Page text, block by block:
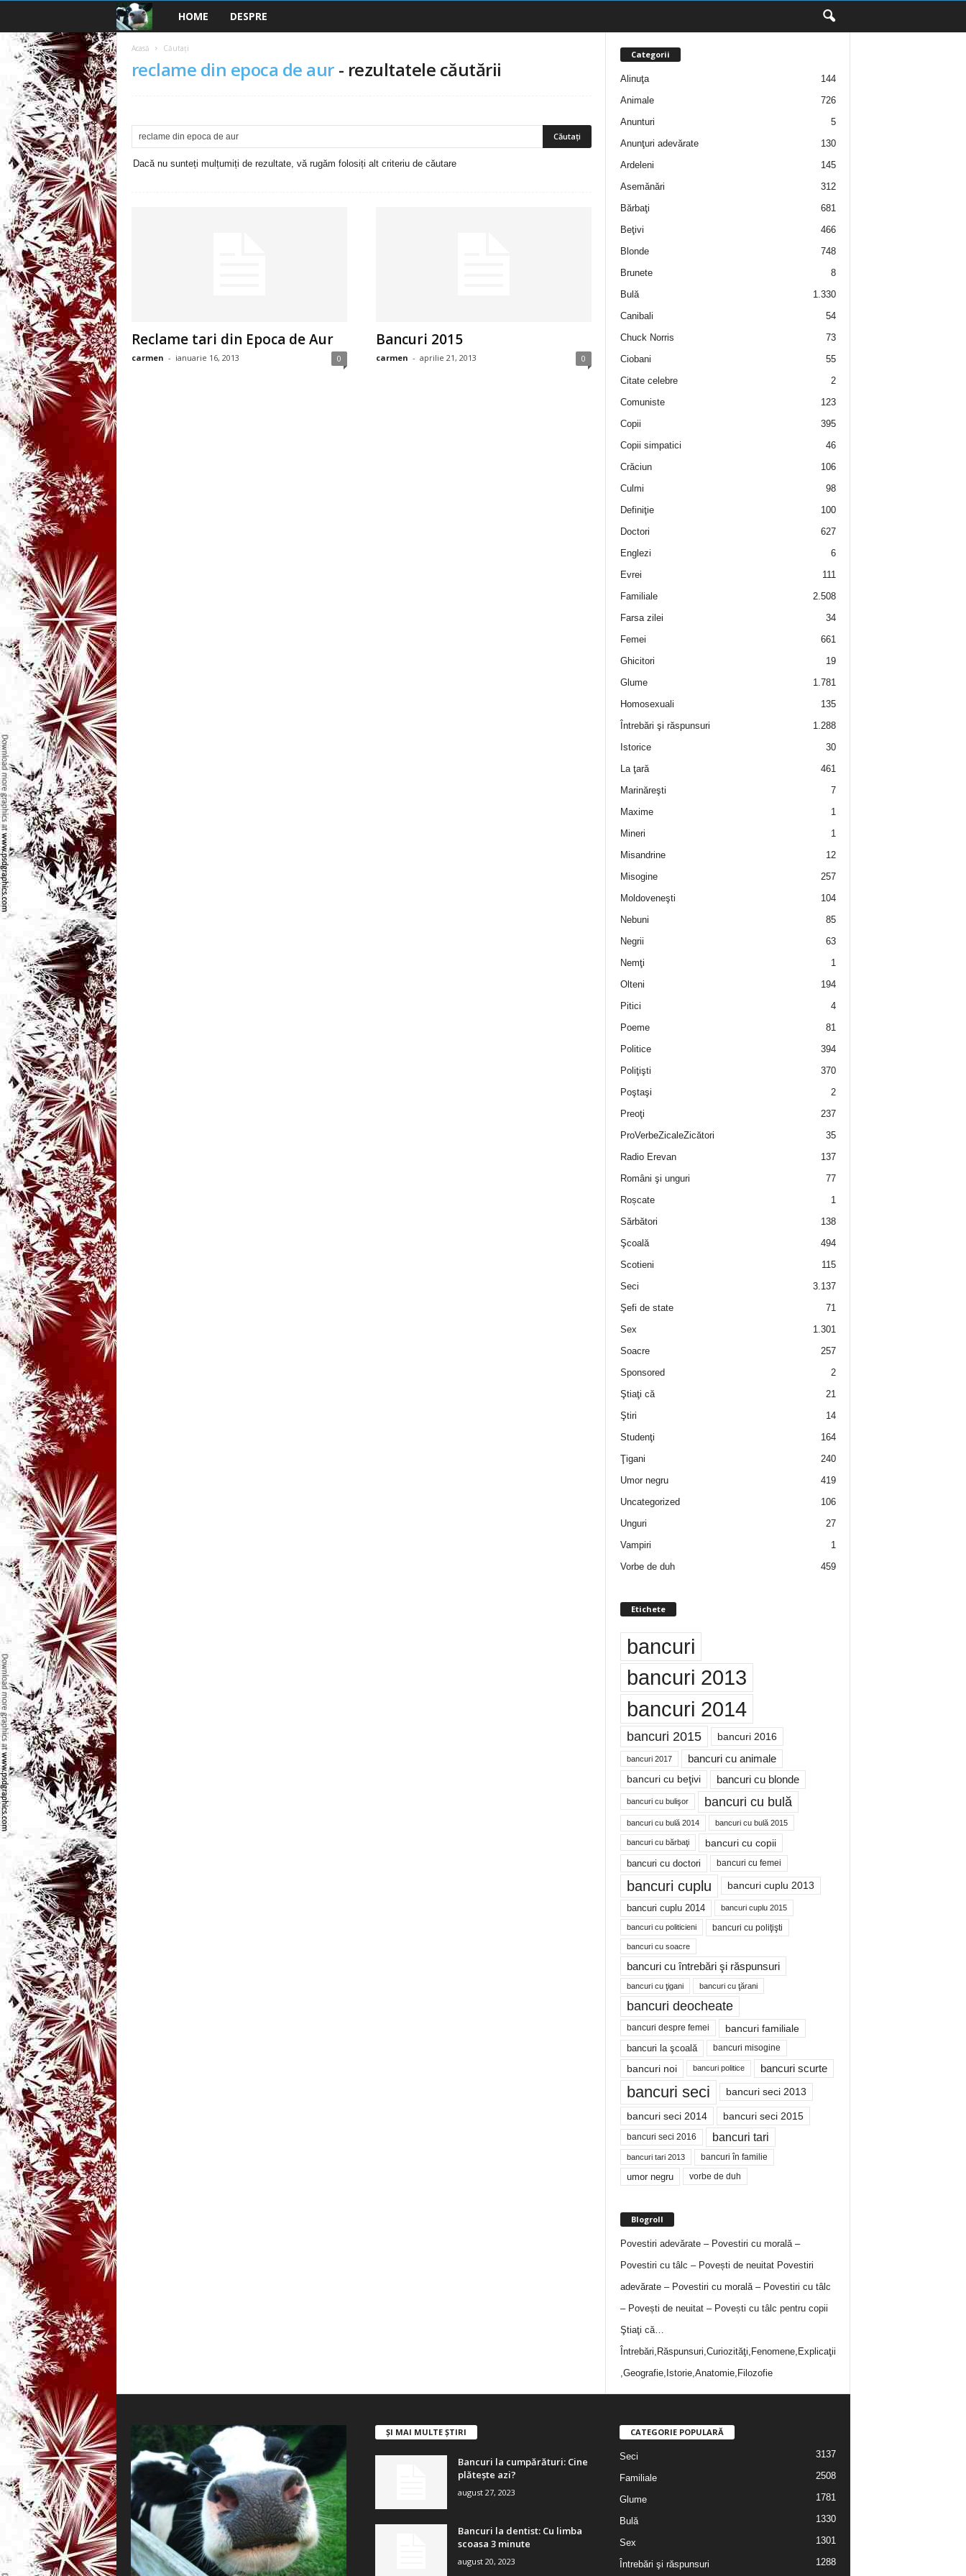
a
n
u
HOME DESPRE
Acasă Căutați
reclame din epoca de aur- rezultatele căutării
Dacă nu sunteți mulțumiți de rezultate, vă rugăm folosiți alt criteriu de căutare
Reclame tari din Epoca de Aur
carmen - ianuarie 16, 2013 0
Bancuri 2015
carmen - aprilie 21, 2013 0
Categorii
Alinuţa
144
Animale
726
Anunturi
5
Anunţuri adevărate
130
Ardeleni
145
Asemănări
312
Bărbaţi
681
Beţivi
466
Blonde
748
Brunete
8
Bulă
1.330
Canibali
54
Chuck Norris
73
Ciobani
55
Citate celebre
2
Comuniste
123
Copii
395
Copii simpatici
46
Crăciun
106
Culmi
98
Definiţie
100
Doctori
627
Englezi
6
Evrei
111
Familiale
2.508
Farsa zilei
34
Femei
661
Ghicitori
19
Glume
1.781
Homosexuali
135
Întrebări şi răspunsuri
1.288
Istorice
30
La ţară
461
Marinăreşti
7
Maxime
1
Mineri
1
Misandrine
12
Misogine
257
Moldoveneşti
104
Nebuni
85
Negrii
63
Nemţi
1
Olteni
194
Pitici
4
Poeme
81
Politice
394
Poliţişti
370
Poştaşi
2
Preoţi
237
ProVerbeZicaleZicători
35
Radio Erevan
137
Români şi unguri
77
Roșcate
1
Sărbători
138
Şcoală
494
Scotieni
115
Seci
3.137
Şefi de state
71
Sex
1.301
Soacre
257
Sponsored
2
Ştiaţi că
21
Ştiri
14
Studenţi
164
Ţigani
240
Umor negru
419
Uncategorized
106
Unguri
27
Vampiri
1
Vorbe de duh
459
Etichete
bancuri
bancuri 2013
bancuri 2014
bancuri 2015 bancuri 2016
bancuri 2017 bancuri cu animale
bancuri cu beţivi bancuri cu blonde
bancuri cu bulişor bancuri cu bulă
bancuri cu bulă 2014 bancuri cu bulă 2015
bancuri cu bărbaţi bancuri cu copii
bancuri cu doctori bancuri cu femei
bancuri cuplu bancuri cuplu 2013
bancuri cuplu 2014 bancuri cuplu 2015
bancuri cu politicieni bancuri cu poliţişti
bancuri cu soacre
bancuri cu întrebări şi răspunsuri
bancuri cu ţigani bancuri cu ţărani
bancuri deocheate
bancuri despre femei bancuri familiale
bancuri la şcoală bancuri misogine
bancuri noi bancuri politice bancuri scurte
bancuri seci bancuri seci 2013
bancuri seci 2014 bancuri seci 2015
bancuri seci 2016 bancuri tari
bancuri tari 2013 bancuri în familie
umor negru vorbe de duh
Blogroll
Povestiri adevărate – Povestiri cu morală –
Povestiri cu tâlc – Povești de neuitatPovestiri
adevărate – Povestiri cu morală – Povestiri cu tâlc
– Povești de neuitat – Povești cu tâlc pentru copii
Ştiaţi că…
Întrebări,Răspunsuri,Curiozităţi,Fenomene,Explicaţii
,Geografie,Istorie,Anatomie,Filozofie
ȘI MAI MULTE ȘTIRI
Bancuri la cumpărături: Cine
plătește azi?
august 27, 2023
Bancuri la dentist: Cu limba
scoasa 3 minute
august 20, 2023
CATEGORIE POPULARĂ
Seci 3137
Familiale 2508
Glume 1781
Bulă 1330
Sex 1301
Întrebări şi răspunsuri 1288